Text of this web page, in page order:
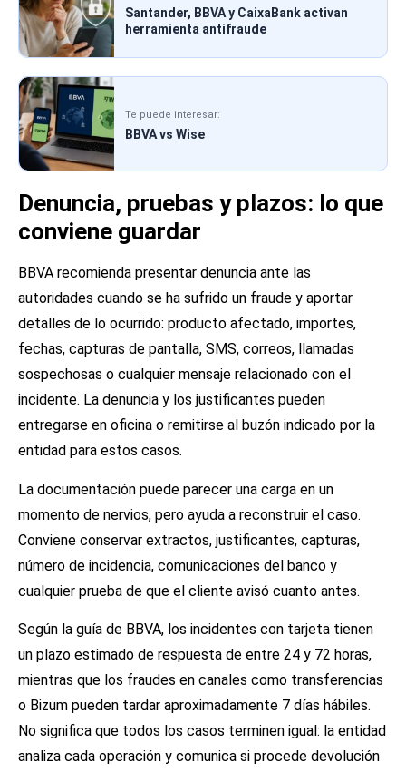
Santander, BBVA y CaixaBank activan
herramienta antifraude
Te puede interesar:
BBVA vs Wise
Denuncia, pruebas y plazos: lo que
conviene guardar
BBVA recomienda presentar denuncia ante las
autoridades cuando se ha sufrido un fraude y aportar
detalles de lo ocurrido: producto afectado, importes,
fechas, capturas de pantalla, SMS, correos, llamadas
sospechosas o cualquier mensaje relacionado con el
incidente. La denuncia y los justificantes pueden
entregarse en oficina o remitirse al buzón indicado por la
entidad para estos casos.
La documentación puede parecer una carga en un
momento de nervios, pero ayuda a reconstruir el caso.
Conviene conservar extractos, justificantes, capturas,
número de incidencia, comunicaciones del banco y
cualquier prueba de que el cliente avisó cuanto antes.
Según la guía de BBVA, los incidentes con tarjeta tienen
un plazo estimado de respuesta de entre 24 y 72 horas,
mientras que los fraudes en canales como transferencias
o Bizum pueden tardar aproximadamente 7 días hábiles.
No significa que todos los casos terminen igual: la entidad
analiza cada operación y comunica si procede devolución